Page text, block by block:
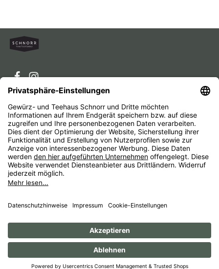
Service-Hotline
Service
Unternehmen
Alle Preise inkl. gesetzl. Mehrwertsteuer zzgl.
anders angegeben.
© 1956 - 2026 Gewürz- und Teehaus Schnorr - with
HexaMain GmbH
ImpressumAGBWiderrufsbelehrungenDatenschutz
Barrierefreiheit